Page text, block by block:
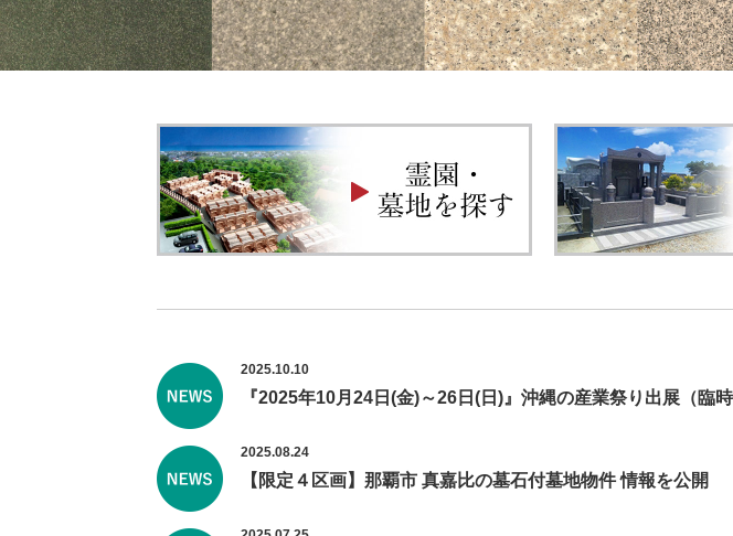
2025.10.10
『2025年10月24日(金)～26日(日)』沖縄の産業祭り出展（臨
2025.08.24
【限定４区画】那覇市 真嘉比の墓石付墓地物件 情報を公開